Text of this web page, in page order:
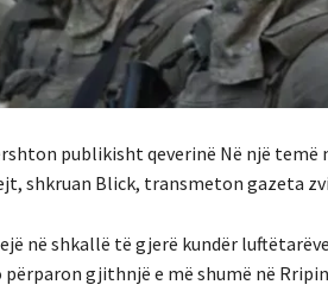
publikisht qeverinë Në një temë
shkruan Blick, transmeton gazeta
në shkallë të gjerë kundër
gjithnjë e më shumë në Rripin